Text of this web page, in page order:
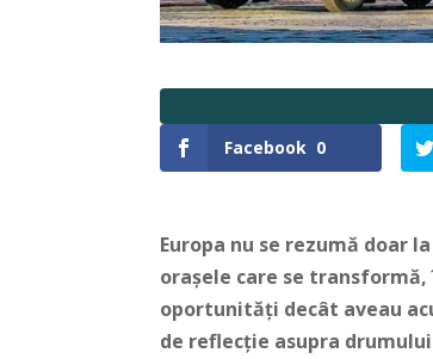
Facebook 0
Europa nu se rezumă doar
orașele care se
oportunități decât aveau
de reflecție asupra